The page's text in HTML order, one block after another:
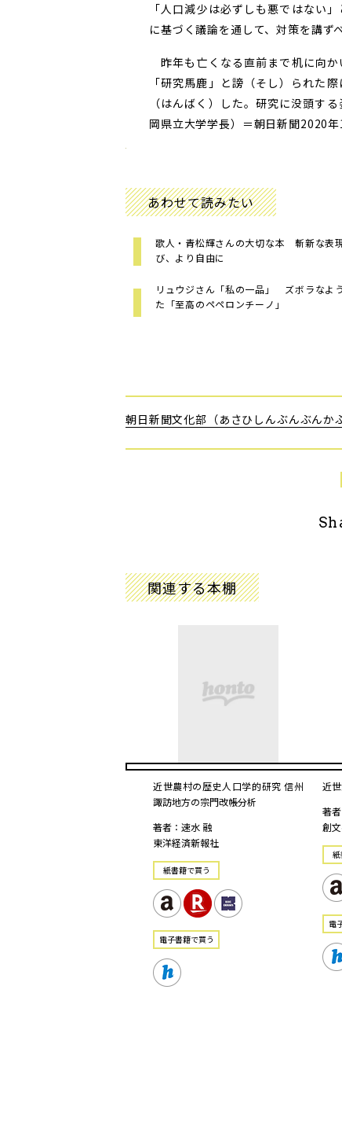
「人口減少は必ずしも悪ではない
に基づく議論を通して、対策を講ず
昨年も亡くなる直前まで机に向
「研究馬鹿」と謗（そし）られた
（はんばく）した。研究に没頭す
岡県立大学学長）＝朝日新聞2020
あわせて読みたい
歌人・青松輝さんの大切な本 斬新な表
び、より自由に
リュウジさん「私の一品」 ズボラなよ
た「至高のペペロンチーノ」
朝日新聞文化部（あさひしんぶんぶんかぶ
関連する本棚
近世農村の歴史人口学的研究 信州
諏訪地方の宗門改帳分析
著者：速水 融
東洋経済新報社
紙書籍で買う
電⼦書籍で買う
近
著
創
紙
電